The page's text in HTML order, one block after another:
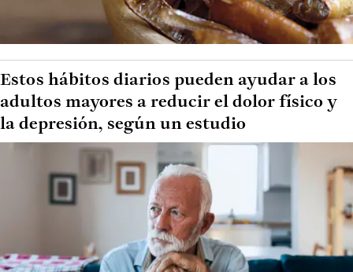
Estos hábitos diarios pueden ayudar a los
adultos mayores a reducir el dolor físico y
la depresión, según un estudio